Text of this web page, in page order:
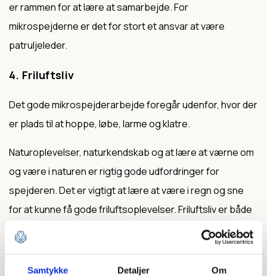
Samtykke Detaljer Om
er rammen for at lære at samarbejde. For
mikrospejderne er det for stort et ansvar at være
patruljeleder.
4. Friluftsliv
Det gode mikrospejderarbejde foregår udenfor, hvor der
er plads til at hoppe, løbe, larme og klatre.
Naturoplevelser, naturkendskab og at lære at værne om
og være i naturen er rigtig gode udfordringer for
spejderen. Det er vigtigt at lære at være i regn og sne
for at kunne få gode friluftsoplevelser. Friluftsliv er både
vilde og udfordrende aktiviteter og nærværende og
åndelige oplevelser i naturen.